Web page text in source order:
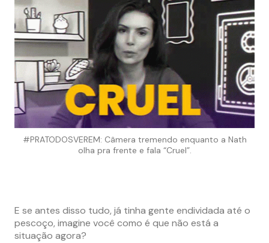
#PRATODOSVEREM: Câmera tremendo enquanto a Nath
olha pra frente e fala “Cruel”.
E se antes disso tudo, já tinha gente endividada até o
pescoço, imagine você como é que não está a
situação agora?